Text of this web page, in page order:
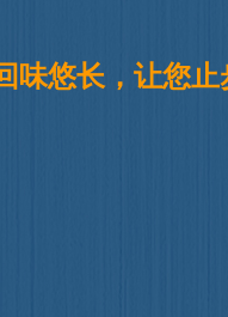
悠长，让您